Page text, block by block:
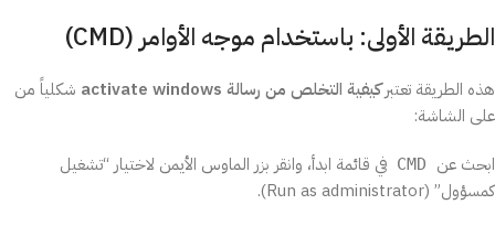
الطريقة الأولى: باستخدام موجه الأوامر (CMD)
هذه الطريقة تعتبركيفية التخلص من رسالة activate windows
شكلياً من
على الشاشة:
ابحث عن
CMD في قائمة ابدأ، وانقر بزر الماوس الأيمن لاختيار “تشغيل
كمسؤول” (Run as administrator).